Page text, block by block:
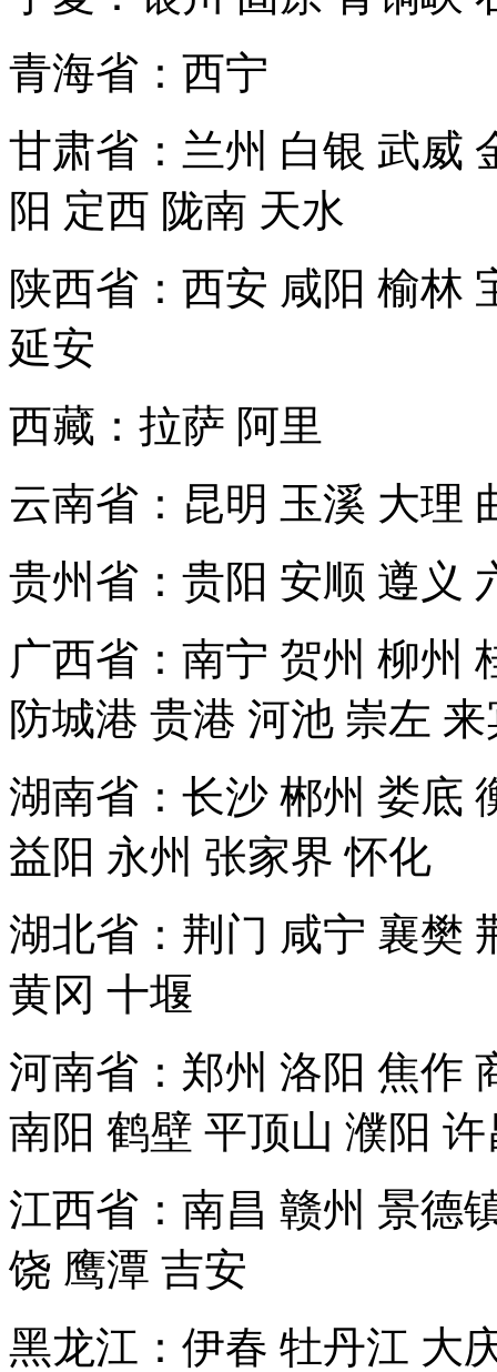
青海省：西宁
甘肃省：兰州 白银 武威
阳 定西 陇南 天水
陕西省：西安 咸阳 榆林
延安
西藏：拉萨 阿里
云南省：昆明 玉溪 大理
贵州省：贵阳 安顺 遵义
广西省：南宁 贺州 柳州
防城港 贵港 河池 崇左 来
湖南省：长沙 郴州 娄底
益阳 永州 张家界 怀化
湖北省：荆门 咸宁 襄樊
黄冈 十堰
河南省：郑州 洛阳 焦作
南阳 鹤壁 平顶山 濮阳
江西省：南昌 赣州 景德
饶 鹰潭 吉安
黑龙江：伊春 牡丹江 大